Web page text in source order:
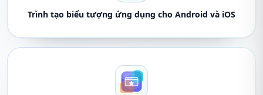
Trình tạo biểu tượng ứng dụng cho Android và iOS